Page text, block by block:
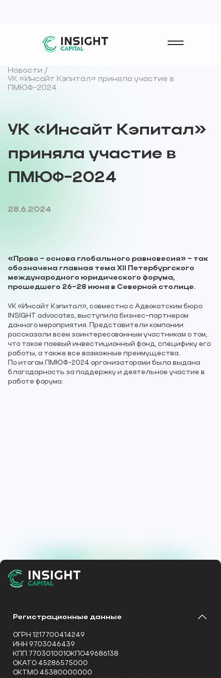
Новости /
УК «Инсайт Кэпитал» приняла участие в
ПМЮФ-2024
УК «Инсайт Кэпитал»
приняла участие в
ПМЮФ-2024
28.6.2024
«Право – основа глобального равновесия» – так
обозначена главная тема XII Петербургского
международного юридического форума,
прошедшего 26–28 июня в Северной столице.
УК «Инсайт Кэпитал», совместно с Адвокатским бюро
INSIGHT advocates, выступила бизнес-партнером
данного мероприятия. Представители компании
рассказали всем заинтересованным участникам о том,
что такое паевый инвестиционный фонд, специфику его
работы, а также все возможные преимущества.
По итогам ПМЮФ-2024 организаторами была выдана
благодарность за поддержку и деятельное участие в
работе форума.
Регистрационные данные
ОГРН 1217700414249
ИНН 9703046439
КПП 770301001ОКПО49686138
ОКАТО 45286575000
ОКТМО 45380000000